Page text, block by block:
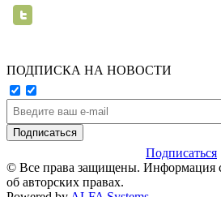
ПОДПИСКА НА НОВОСТИ
Подписаться
© Все права защищены. Информация
об авторских правах.